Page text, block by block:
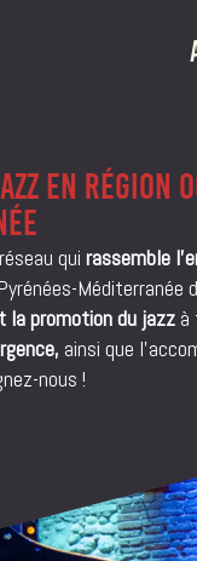
EN RÉGION
qui rassemble
Méditerranée
la promotion du jazzà
ainsi que
nous !